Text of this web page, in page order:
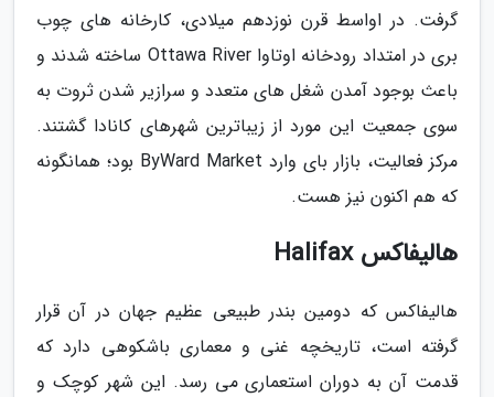
گرفت. در اواسط قرن نوزدهم میلادی، کارخانه های چوب
بری در امتداد رودخانه اوتاوا Ottawa River ساخته شدند و
باعث بوجود آمدن شغل های متعدد و سرازیر شدن ثروت به
سوی جمعیت این مورد از زیباترین شهرهای کانادا گشتند.
مرکز فعالیت، بازار بای وارد ByWard Market بود؛ همانگونه
که هم اکنون نیز هست.
هالیفاکس Halifax
هالیفاکس که دومین بندر طبیعی عظیم جهان در آن قرار
گرفته است، تاریخچه غنی و معماری باشکوهی دارد که
قدمت آن به دوران استعماری می رسد. این شهر کوچک و